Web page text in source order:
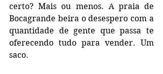
certo? Mais ou menos. A praia de
Bocagrande beira o desespero com a
quantidade de gente que passa te
oferecendo tudo para vender. Um
saco.